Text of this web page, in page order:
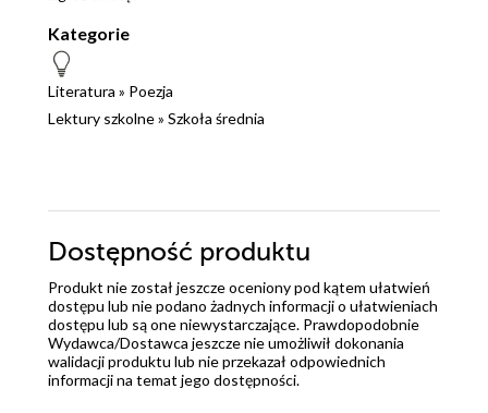
Kategorie
Literatura » Poezja
Lektury szkolne» Szkoła średnia
Dostępność produktu
Produkt nie został jeszcze oceniony pod kątem ułatwień
dostępu lub nie podano żadnych informacji o ułatwieniach
dostępu lub są one niewystarczające. Prawdopodobnie
Wydawca/Dostawca jeszcze nie umożliwił dokonania
walidacji produktu lub nie przekazał odpowiednich
informacji na temat jego dostępności.